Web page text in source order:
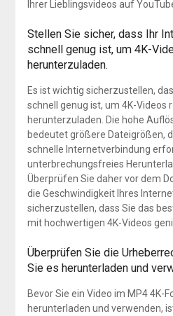
Ihrer Lieblingsvideos auf
Stellen Sie sicher, dass Ihr
schnell genug ist, um 4K-
herunterzuladen.
Es ist wichtig sicherzustellen,
schnell genug ist, um 4K-Videos
herunterzuladen. Die hohe
bedeutet größere Dateigrößen,
schnelle Internetverbindung
unterbrechungsfreies
Überprüfen Sie daher vor dem
die Geschwindigkeit Ihres
sicherzustellen, dass Sie das
mit hochwertigen 4K-Videos
Überprüfen Sie die
Sie es herunterladen und
Bevor Sie ein Video im MP4 4K-
herunterladen und verwenden,